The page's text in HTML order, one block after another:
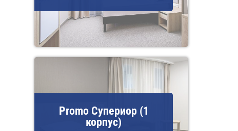
Promo Супериор (1
корпус)